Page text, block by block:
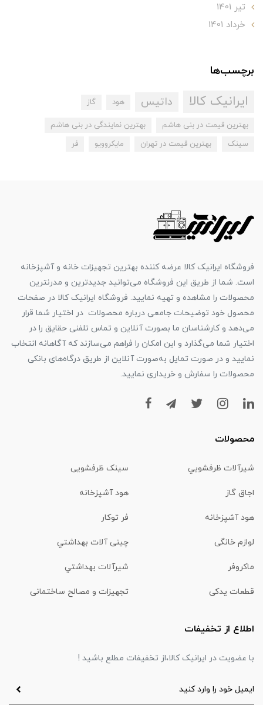
تير 1401
خرداد 1401
برچسب‌ها
ایرانیک کالا داتیس هود گاز
بهترین قیمت در بنی هاشم
بهترین نمایندگی در بنی هاشم
سینک
بهترین قیمت در تهران مایکروویو فر
فروشگاه ایرانیک کالا عرضه کننده بهترین تجهیزات خانه و آشپزخانه
است. شما از طریق این فروشگاه می‌توانید جدیدترین و مدرنترین
محصولات را مشاهده و تهیه نمایید. فروشگاه ایرانیک کالا در صفحات
محصول خود توضیحات جامعی درباره محصولات در اختیار شما قرار
می‌دهد و کارشناسان ما بصورت آنلاین و تماس تلفنی حقایق را در
اختیار شما می‌گذارد و این امکان را فراهم می‌سازند که آگاهانه انتخاب
نمایید و در صورت تمایل به‌صورت آنلاین از طریق درگاه‌های بانکی
محصولات را سفارش و خریداری نمایید.
محصولات
شیرآلات ظرفشويي سینک ظرفشویی
اجاق گاز هود آشپزخانه
هود آشپزخانه فر توکار
لوازم خانگی چینی آلات بهداشتي
ماكروفر شیرآلات بهداشتي
قطعات یدکی تجهیزات و مصالح ساختمانی
اطلاع از تخفیفات
با عضویت در ایرانیک کالا،از تخفیفات مطلع باشید !